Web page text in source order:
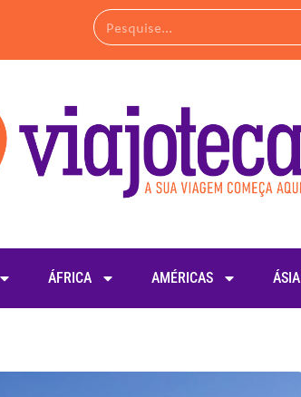
ÁFRICA AMÉRICAS ÁSIA